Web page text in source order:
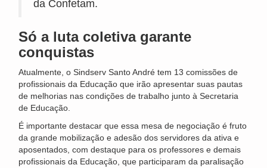
da Confetam.
Só a luta coletiva garante
conquistas
Atualmente, o Sindserv Santo André tem 13 comissões de
profissionais da Educação que irão apresentar suas pautas
de melhorias nas condições de trabalho junto à Secretaria
de Educação.
É importante destacar que essa mesa de negociação é fruto
da grande mobilização e adesão dos servidores da ativa e
aposentados, com destaque para os professores e demais
profissionais da Educação, que participaram da paralisação